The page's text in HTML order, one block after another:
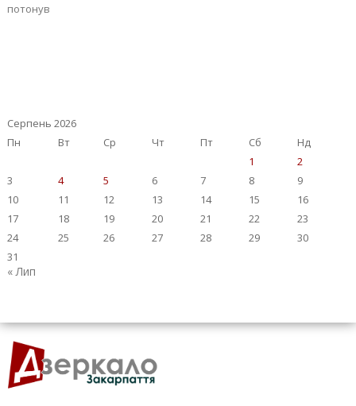
потонув
Серпень 2026
Пн
Вт Ср Чт Пт Сб
Нд
1
2
3
4 5 6 7 8
9
10
11 12 13 14 15
16
17
18 19 20 21 22
23
24
25 26 27 28 29
30
31
« Лип